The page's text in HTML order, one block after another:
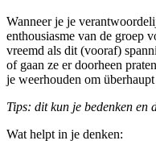
Wanneer je je
enthousiasme van de groep
vreemd als dit (vooraf)
of gaan ze er doorheen
je weerhouden om
Tips: dit kun je bedenken en
Wat helpt in je denken: